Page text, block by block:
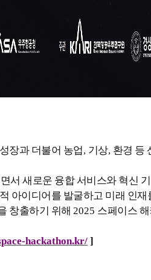
장과 더불어 농업, 기상, 환경 등
서 새로운 융합 서비스와 혁신
아이디어를 발굴하고 미래 인재
창출하기 위해2025 스페이스
hackathon.kr/ ]